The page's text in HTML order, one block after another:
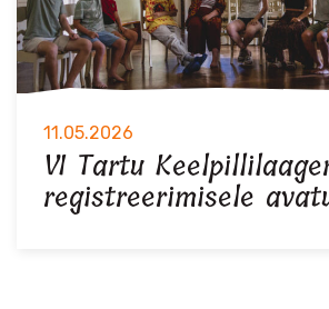
11.05.2026
VI Tartu
registreerimisele